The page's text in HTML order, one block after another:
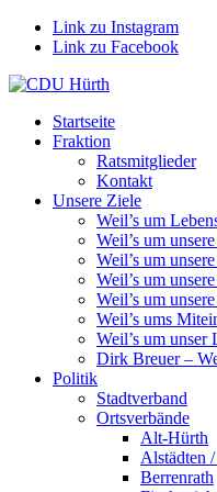
Link zu Instagram
Link zu Facebook
Startseite
Fraktion
Ratsmitglieder
Kontakt
Unsere Ziele
Weil’s um
Weil’s um
Weil’s um
Weil’s um
Weil’s um
Weil’s ums
Weil’s um unser
Dirk Breuer –
Politik
Stadtverband
Ortsverbände
Alt-Hürth
Alstädten
Berrenrath